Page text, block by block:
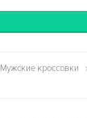
Мужские кроссовки